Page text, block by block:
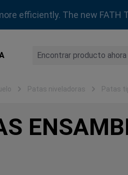
efficiently. The new FATH
Patas niveladoras Patas